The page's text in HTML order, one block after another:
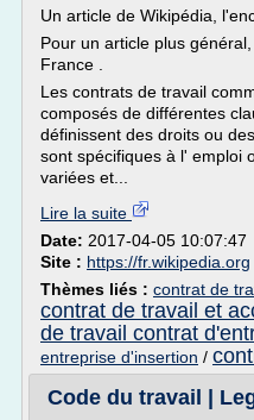
Un article de Wikipédia,
Pour un article plus
France .
Les contrats de travail
composés de différentes
définissent des droits ou
sont spécifiques à l' emploi
variées et...
Lire la suite
Date: 2017-04-05 10:07:47
Site : https://fr.wikipedia.org
Thèmes liés : contrat de
contrat de travail et
de travail contrat
entreprise d'insertion /
Code du travail |